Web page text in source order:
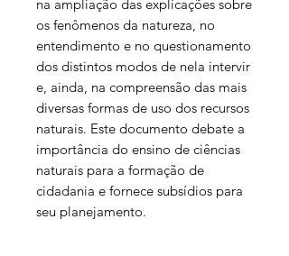
na ampliação das explicações sobre
os fenômenos da natureza, no
entendimento e no questionamento
dos distintos modos de nela intervir
e, ainda, na compreensão das mais
diversas formas de uso dos recursos
naturais. Este documento debate a
importância do ensino de ciências
naturais para a formação de
cidadania e fornece subsídios para
seu planejamento.